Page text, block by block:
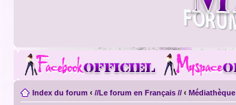
Index du forum ‹ //Le forum en Français // ‹ Médiathèque